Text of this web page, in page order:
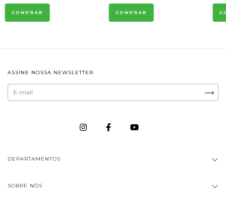
COMPRAR COMPRAR
ASSINE NOSSA NEWSLETTER
DEPARTAMENTOS
SOBRE NÓS